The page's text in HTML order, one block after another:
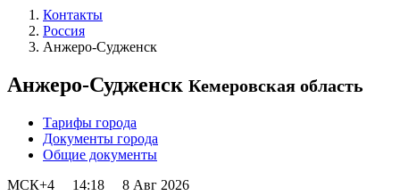
Контакты
Россия
Анжеро-Судженск
Анжеро-Судженск Кемеровская область
Тарифы города
Документы города
Общие документы
МСК+4
14:18
8 Авг 2026